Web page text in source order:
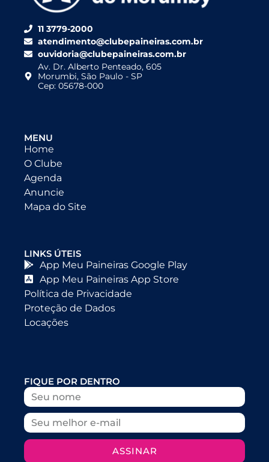
11 3779-2000
atendimento@clubepaineiras.com.br
ouvidoria@clubepaineiras.com.br
Av. Dr. Alberto Penteado, 605
Morumbi, São Paulo - SP
Cep: 05678-000
MENU
Home
O Clube
Agenda
Anuncie
Mapa do Site
LINKS ÚTEIS
App Meu Paineiras Google Play
App Meu Paineiras App Store
Política de Privacidade
Proteção de Dados
Locações
FIQUE POR DENTRO
ASSINAR